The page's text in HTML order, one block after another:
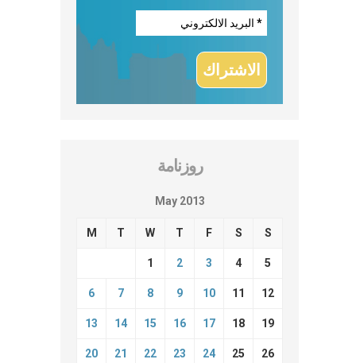
روزنامة
May 2013
M T W T F S S
1 2 3 4 5
6 7 8 9 10 11 12
13 14 15 16 17 18 19
20 21 22 23 24 25 26